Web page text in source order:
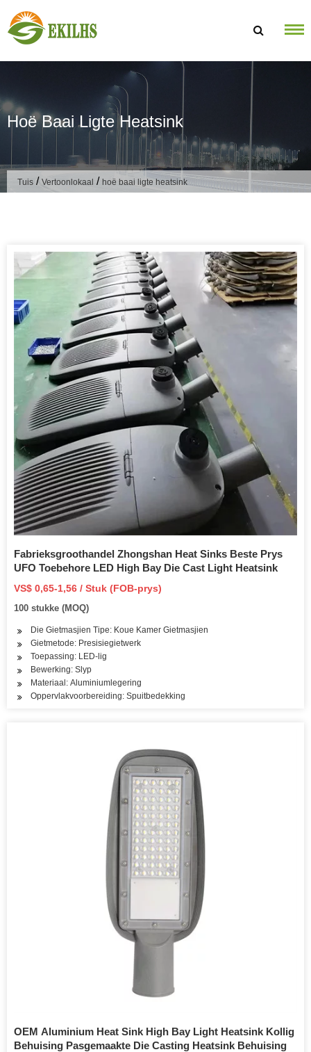
Hoë Baai Ligte Heatsink
Tuis / Vertoonlokaal / hoë baai ligte heatsink
Fabrieksgroothandel Zhongshan Heat Sinks Beste Prys
UFO Toebehore LED High Bay Die Cast Light Heatsink
VS$ 0,65-1,56 / Stuk (FOB-prys)
100 stukke (MOQ)
Die Gietmasjien Tipe: Koue Kamer Gietmasjien
Gietmetode: Presisiegietwerk
Toepassing: LED-lig
Bewerking: Slyp
Materiaal: Aluminiumlegering
Oppervlakvoorbereiding: Spuitbedekking
OEM Aluminium Heat Sink High Bay Light Heatsink Kollig
Behuising Pasgemaakte Die Casting Heatsink Behuising